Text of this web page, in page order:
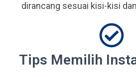
dirancang sesuai kisi-kisi
Tips Memilih